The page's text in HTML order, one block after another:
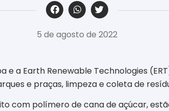
‎ ‎ ‎ ‎ ‎ ‎ ‎ ‎ ‎ ‎ ‎ ‎ ‎ ‎ ‎ ‎ ‎ ‎ ‎ ‎ ‎ ‎ ‎ ‎ ‎ ‎ ‎ ‎ ‎ ‎ ‎
5 de agosto de 2022
e a Earth Renewable Technologies
e praças, limpeza e coleta de
com polímero de cana de açúcar,